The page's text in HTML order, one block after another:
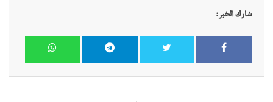
شارك الخبر: